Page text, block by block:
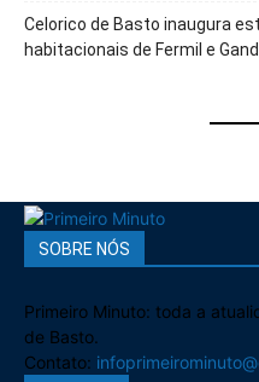
Celorico de Basto inaugura
habitacionais de Fermil e
SOBRE NÓS
Primeiro Minuto: toda a
de Basto.
Contato: